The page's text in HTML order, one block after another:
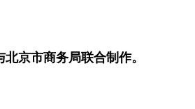
京市商务局联合制作。